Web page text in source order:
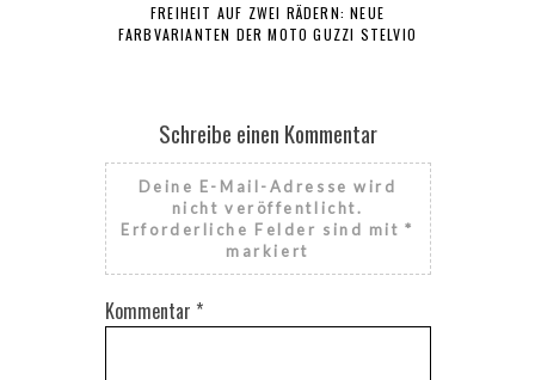
FREIHEIT AUF ZWEI RÄDERN: NEUE
FARBVARIANTEN DER MOTO GUZZI STELVIO
Schreibe einen Kommentar
Deine E-Mail-Adresse wird
nicht veröffentlicht.
Erforderliche Felder sind mit*
markiert
Kommentar *